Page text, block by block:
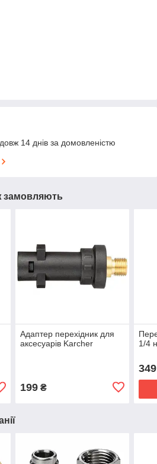
14 днів за домовленістю
замовляють
Адаптер перехідник для
аксесуарів Karcher
199₴
1/4
349